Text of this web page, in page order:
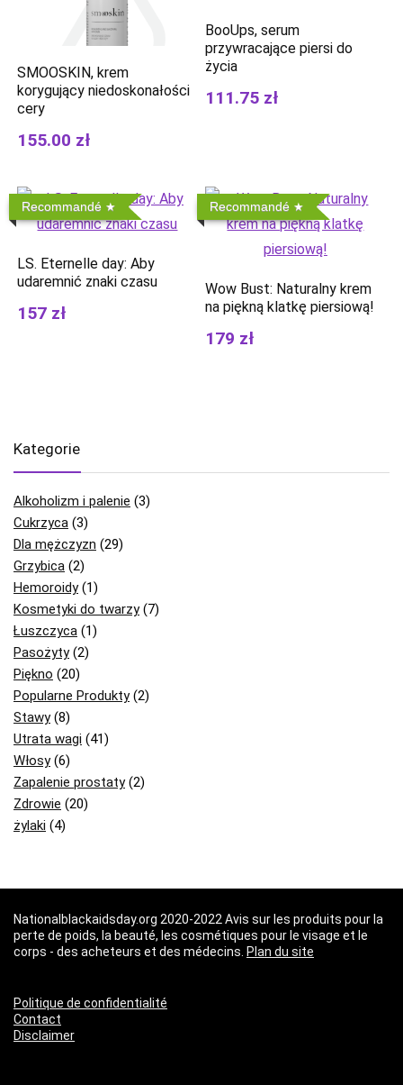
SMOOSKIN, krem ​​
korygujący niedoskonałości
cery
155.00 zł
BooUps, serum
przywracające piersi do
życia
111.75 zł
Recommandé
LS. Eternelle day: Aby
udaremnić znaki czasu
157 zł
Recommandé
Wow Bust: Naturalny krem ​​
na piękną klatkę piersiową!
179 zł
Kategorie
Alkoholizm i palenie (3)
Cukrzyca (3)
Dla mężczyzn (29)
Grzybica (2)
Hemoroidy(1)
Kosmetyki do twarzy(7)
Łuszczyca (1)
Pasożyty(2)
Piękno (20)
Popularne Produkty(2)
Stawy(8)
Utrata wagi (41)
Włosy(6)
Zapalenie prostaty(2)
Zdrowie (20)
żylaki (4)
Nationalblackaidsday.org 2020-2022 Avis sur les produits pour la
perte de poids, la beauté, les cosmétiques pour le visage et le
corps - des acheteurs et des médecins. Plan du site
Politique de confidentialité
Contact
Disclaimer